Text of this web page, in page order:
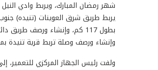
شهر رمضان المبارك، ويربط وادي
يربط طريق شرق العوينات (تنيده)
وإنشاء ورصف وصلة تربط قرية تنيدة
ولفت رئيس الجهاز المركزي للتعمير،